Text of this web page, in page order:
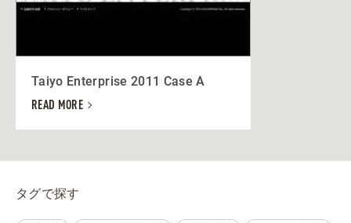
Taiyo Enterprise 2011 Case A
READ MORE
タグで探す